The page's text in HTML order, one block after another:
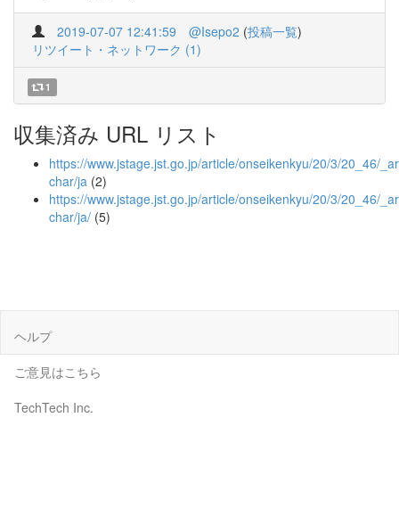
2019-07-07 12:41:59 @Isepo2 (投稿一覧)
リツイート・ネットワーク (1)
1
収集済み URL リスト
https://www.jstage.jst.go.jp/article/onseikenkyu/20/3/20_46/
char/ja (2)
https://www.jstage.jst.go.jp/article/onseikenkyu/20/3/20_46/
char/ja/ (5)
ヘルプ
ご意見はこちら
TechTech Inc.